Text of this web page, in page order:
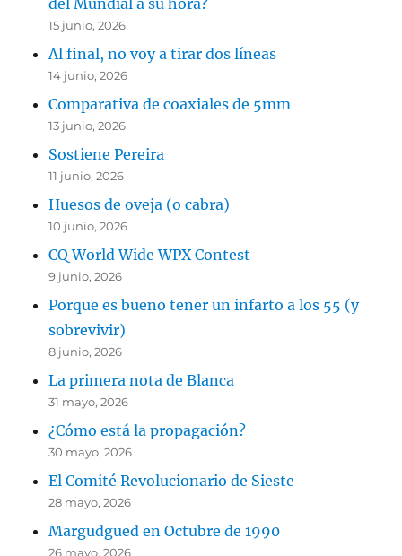
15 junio, 2026
Al final, no voy a tirar dos líneas
14 junio, 2026
Comparativa de coaxiales de 5mm
13 junio, 2026
Sostiene Pereira
11 junio, 2026
Huesos de oveja (o cabra)
10 junio, 2026
CQ World Wide WPX Contest
9 junio, 2026
Porque es bueno tener un infarto a los 55 (y
sobrevivir)
8 junio, 2026
La primera nota de Blanca
31 mayo, 2026
¿Cómo está la propagación?
30 mayo, 2026
El Comité Revolucionario de Sieste
28 mayo, 2026
Margudgued en Octubre de 1990
26 mayo, 2026